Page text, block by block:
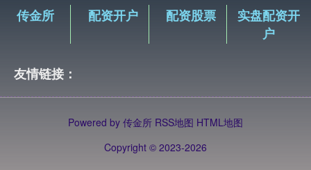
传金所 配资开户 配资股票
实盘配资开
户
友情链接：
Powered by 传金所 RSS地图 HTML地图
Copyright © 2023-2026